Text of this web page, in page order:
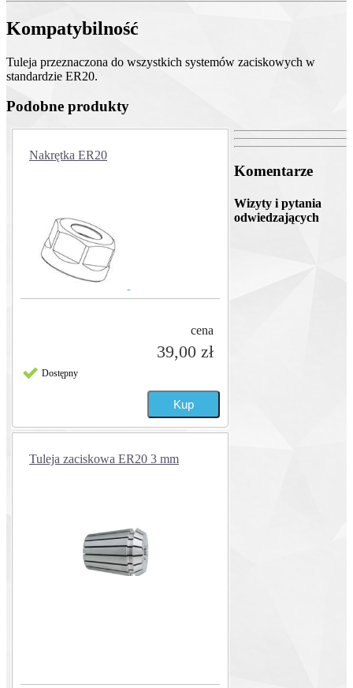
Kompatybilność
Tuleja przeznaczona do wszystkich systemów zaciskowych w
standardzie ER20.
Podobne produkty
Nakrętka ER20
cena
39,00 zł
Dostępny
Tuleja zaciskowa ER20 3 mm
Komentarze
Wizyty i pytania
odwiedzających